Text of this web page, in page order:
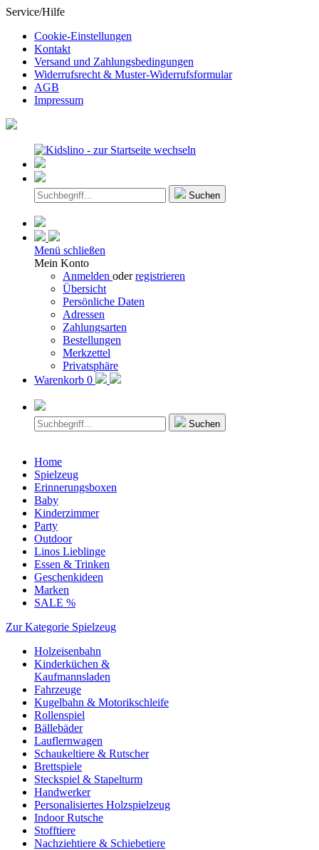
Service/Hilfe
Cookie-Einstellungen
Kontakt
Versand und Zahlungsbedingungen
Widerrufsrecht & Muster-Widerrufsformular
AGB
Impressum
Suchen
Menü schließen
Mein Konto
Anmelden oderregistrieren
Übersicht
Persönliche Daten
Adressen
Zahlungsarten
Bestellungen
Merkzettel
Privatsphäre
Warenkorb 0
Suchen
Home
Spielzeug
Erinnerungsboxen
Baby
Kinderzimmer
Party
Outdoor
Linos Lieblinge
Essen & Trinken
Geschenkideen
Marken
SALE %
Zur Kategorie Spielzeug
Holzeisenbahn
Kinderküchen &
Kaufmannsladen
Fahrzeuge
Kugelbahn & Motorikschleife
Rollenspiel
Bällebäder
Lauflernwagen
Schaukeltiere & Rutscher
Brettspiele
Steckspiel & Stapelturm
Handwerker
Personalisiertes Holzspielzeug
Indoor Rutsche
Stofftiere
Nachziehtiere & Schiebetiere